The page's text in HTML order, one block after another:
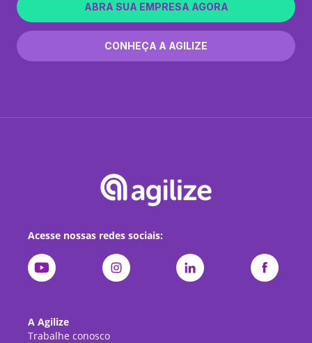
ABRA SUA EMPRESA AGORA
CONHEÇA A AGILIZE
Acesse nossas redes sociais:
A Agilize
Trabalhe conosco